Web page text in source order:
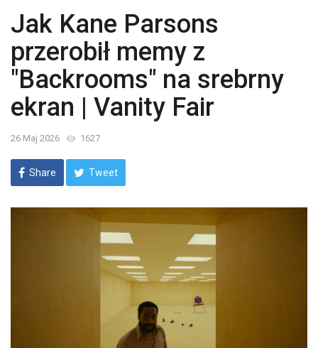
Jak Kane Parsons
przerobił memy z
"Backrooms" na srebrny
ekran | Vanity Fair
26 Maj 2026 1627
Share Tweet